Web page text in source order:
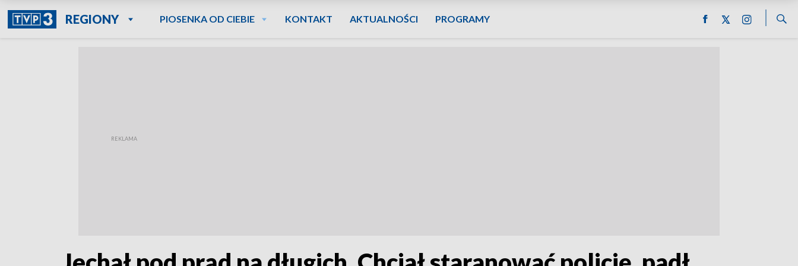
REGIONY PIOSENKA OD CIEBIE KONTAKT AKTUALNOŚCI PROGRAMY